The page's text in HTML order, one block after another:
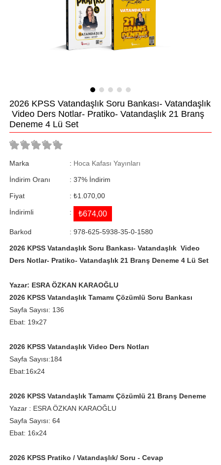
2026 KPSS Vatandaşlık Soru Bankası- Vatandaşlık
Video Ders Notlar- Pratiko- Vatandaşlık 21 Branş
Deneme 4 Lü Set
Marka : Hoca Kafası Yayınları
İndirim Oranı : %
37 İndirim
Fiyat : ₺1.070,00
İndirimli : ₺674,00
Barkod : 978-625-5938-35-0-1580
2026 KPSS Vatandaşlık Soru Bankası- Vatandaşlık Video
Ders Notlar- Pratiko- Vatandaşlık 21 Branş Deneme 4 Lü Set
Yazar: ESRA ÖZKAN KARAOĞLU
2026 KPSS Vatandaşlık Tamamı Çözümlü Soru Bankası
Sayfa Sayısı: 136
Ebat: 19x27
2026 KPSS Vatandaşlık Video Ders Notları
Sayfa Sayısı:184
Ebat:16x24
2026 KPSS Vatandaşlık Tamamı Çözümlü 21 Branş Deneme
Yazar : ESRA ÖZKAN KARAOĞLU
Sayfa Sayısı: 64
Ebat: 16x24
2026 KPSS Pratiko / Vatandaşlık/ Soru - Cevap